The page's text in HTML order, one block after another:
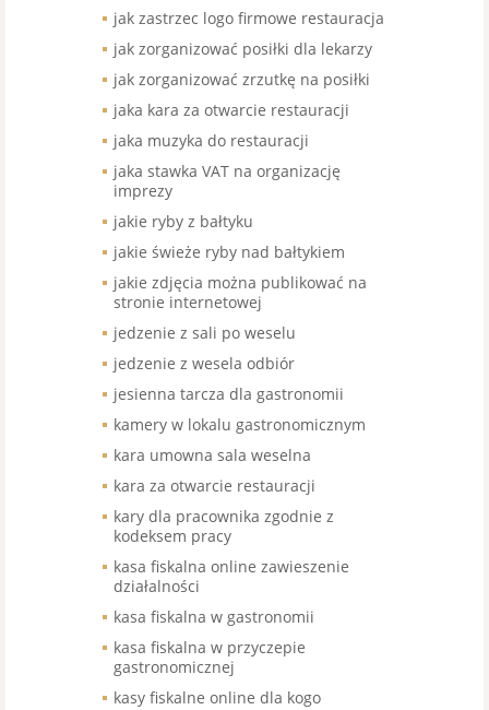
jak zastrzec logo firmowe restauracja
jak zorganizować posiłki dla lekarzy
jak zorganizować zrzutkę na posiłki
jaka kara za otwarcie restauracji
jaka muzyka do restauracji
jaka stawka VAT na organizację
imprezy
jakie ryby z bałtyku
jakie świeże ryby nad bałtykiem
jakie zdjęcia można publikować na
stronie internetowej
jedzenie z sali po weselu
jedzenie z wesela odbiór
jesienna tarcza dla gastronomii
kamery w lokalu gastronomicznym
kara umowna sala weselna
kara za otwarcie restauracji
kary dla pracownika zgodnie z
kodeksem pracy
kasa fiskalna online zawieszenie
działalności
kasa fiskalna w gastronomii
kasa fiskalna w przyczepie
gastronomicznej
kasy fiskalne online dla kogo